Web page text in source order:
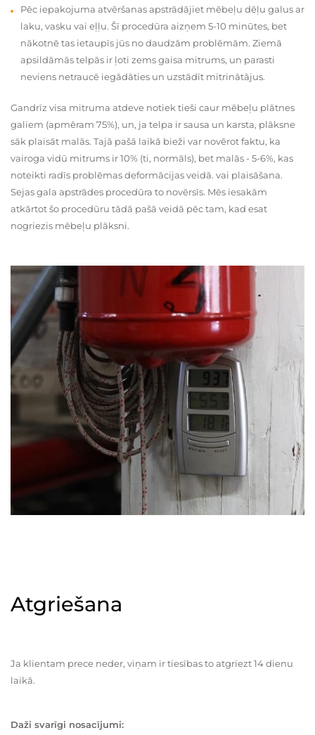
Pēc iepakojuma atvēršanas apstrādājiet mēbeļu dēļu galus ar
laku, vasku vai eļļu. Šī procedūra aizņem 5-10 minūtes, bet
nākotnē tas ietaupīs jūs no daudzām problēmām. Ziemā
apsildāmās telpās ir ļoti zems gaisa mitrums, un parasti
neviens netraucē iegādāties un uzstādīt mitrinātājus.
Gandrīz visa mitruma atdeve notiek tieši caur mēbeļu plātnes
galiem (apmēram 75%), un, ja telpa ir sausa un karsta, plāksne
sāk plaisāt malās. Tajā pašā laikā bieži var novērot faktu, ka
vairoga vidū mitrums ir 10% (ti, normāls), bet malās - 5-6%, kas
noteikti radīs problēmas deformācijas veidā. vai plaisāšana.
Sejas gala apstrādes procedūra to novērsīs. Mēs iesakām
atkārtot šo procedūru tādā pašā veidā pēc tam, kad esat
nogriezis mēbeļu plāksni.
Atgriešana
Ja klientam prece neder, viņam ir tiesības to atgriezt 14 dienu
laikā.
Daži svarīgi nosacījumi: